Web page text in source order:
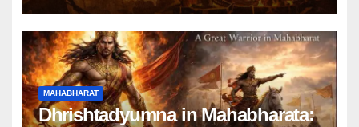
MAHABHARAT
Dhrishtadyumna in Mahabharata: